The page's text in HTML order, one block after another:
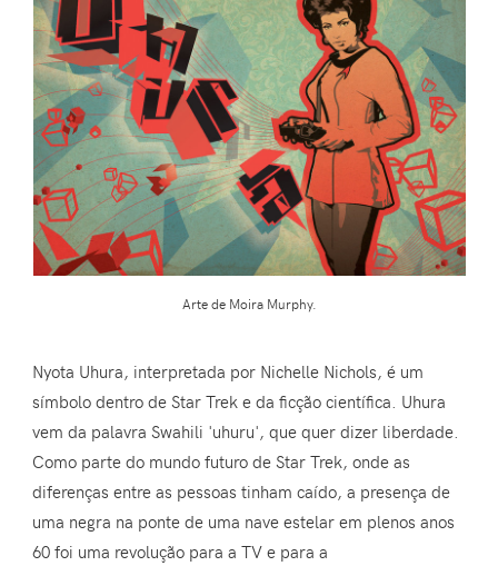
Arte de Moira Murphy.
Nyota Uhura, interpretada por Nichelle Nichols, é um
símbolo dentro de Star Trek e da ficção científica. Uhura
vem da palavra Swahili 'uhuru', que quer dizer liberdade.
Como parte do mundo futuro de Star Trek, onde as
diferenças entre as pessoas tinham caído, a presença de
uma negra na ponte de uma nave estelar em plenos anos
60 foi uma revolução para a TV e para a